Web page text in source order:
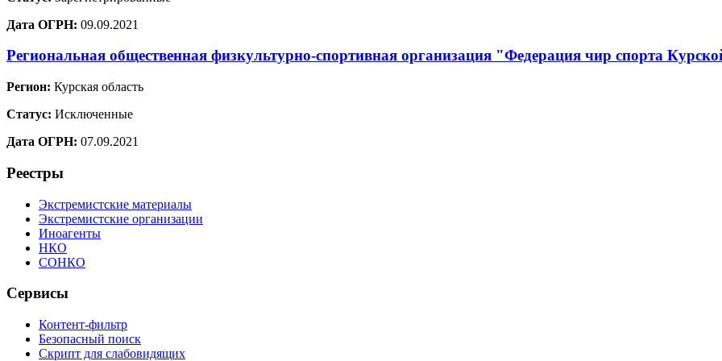
Дата ОГРН: 09.09.2021
Региональная общественная физкультурно-спортивная организация "Федерация чир спорта
Регион: Курская область
Статус: Исключенные
Дата ОГРН: 07.09.2021
Реестры
Экстремистские материалы
Экстремистские организации
Иноагенты
НКО
СОНКО
Сервисы
Контент-фильтр
Безопасный поиск
Скрипт для слабовидящих